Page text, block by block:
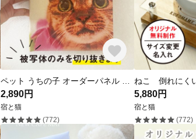
2,890円
宿と猫
(772)
5,880円
宿と猫
(772)